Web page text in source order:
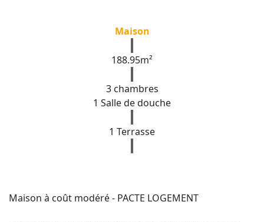
Maison
188.95m²
3 chambres
1 Salle de douche
1 Terrasse
Maison à coût modéré - PACTE LOGEMENT